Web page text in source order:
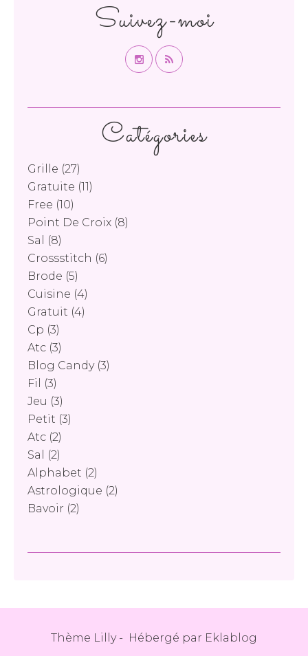
Catégories
Grille (27)
Gratuite (11)
Free (10)
Point De Croix (8)
Sal
(8)
Crossstitch (6)
Brode (5)
Cuisine (4)
Gratuit (4)
Cp (3)
Atc (3)
Blog Candy(3)
Fil
(3)
Jeu (3)
Petit (3)
Atc (2)
Sal
(2)
Alphabet (2)
Astrologique (2)
Bavoir (2)
Suivez-moi
Thème Lilly - Hébergé par Eklablog